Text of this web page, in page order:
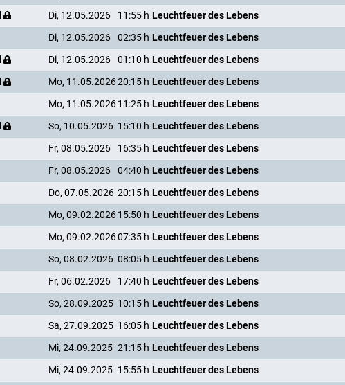
Di, 12.05.2026 11:55 h Leuchtfeuer des Lebens
Di, 12.05.2026 02:35 h Leuchtfeuer des Lebens
Di, 12.05.2026 01:10 h Leuchtfeuer des Lebens
Mo, 11.05.202620:15 h Leuchtfeuer des Lebens
Mo, 11.05.202611:25 h Leuchtfeuer des Lebens
So, 10.05.2026 15:10 h Leuchtfeuer des Lebens
Fr, 08.05.2026 16:35 h Leuchtfeuer des Lebens
Fr, 08.05.2026 04:40 h Leuchtfeuer des Lebens
Do, 07.05.2026 20:15 h Leuchtfeuer des Lebens
Mo, 09.02.202615:50 h Leuchtfeuer des Lebens
Mo, 09.02.202607:35 h Leuchtfeuer des Lebens
So, 08.02.2026 08:05 h Leuchtfeuer des Lebens
Fr, 06.02.2026 17:40 h Leuchtfeuer des Lebens
So, 28.09.2025 10:15 h Leuchtfeuer des Lebens
Sa, 27.09.2025 16:05 h Leuchtfeuer des Lebens
Mi, 24.09.2025 21:15 h Leuchtfeuer des Lebens
Mi, 24.09.2025 15:55 h Leuchtfeuer des Lebens